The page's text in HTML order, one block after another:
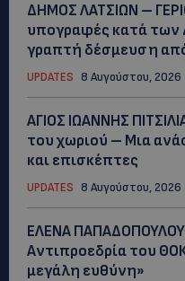
ΔΗΜΟΣ ΛΑΤΣΙΩΝ –
υπογραφές κατά
γραπτή δέσμευση
UPDATES 8 Αυγούστου, 2026
ΑΓΙΟΣ ΙΩΑΝΝΗΣ
του χωριού – Μια
και επισκέπτες
UPDATES 8 Αυγούστου, 2026
ΕΛΕΝΑ
Αντιπροεδρία του
μεγάλη ευθύνη»